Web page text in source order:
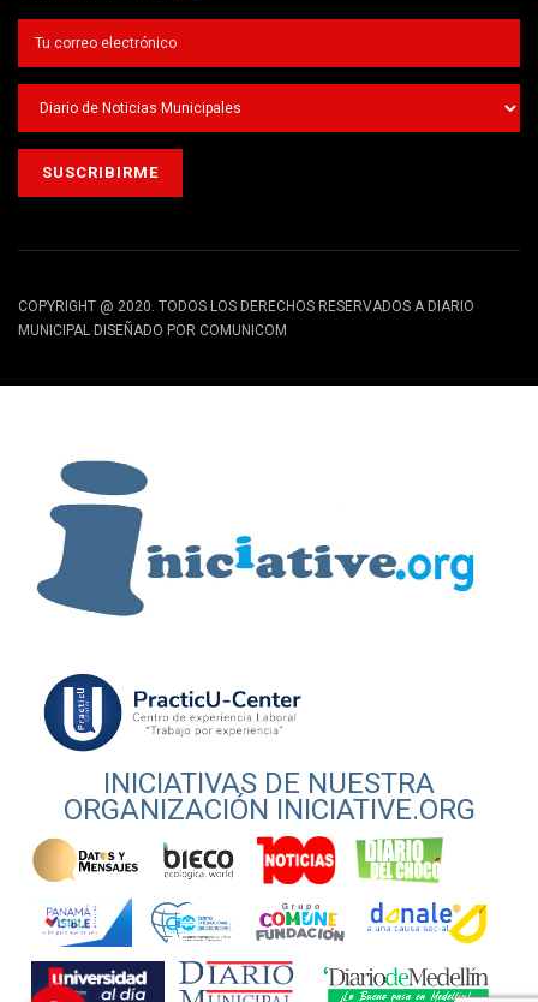
COPYRIGHT @ 2020. TODOS LOS DERECHOS RESERVADOS A DIARIO
MUNICIPAL DISEÑADO POR COMUNICOM
INICIATIVAS DE NUESTRA
ORGANIZACIÓN INICIATIVE.ORG